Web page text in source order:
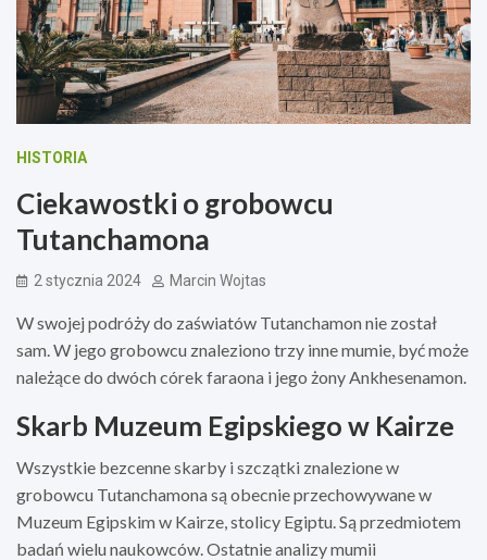
HISTORIA
Ciekawostki o grobowcu
Tutanchamona
2 stycznia 2024 Marcin Wojtas
W swojej podróży do zaświatów Tutanchamon nie został
sam. W jego grobowcu znaleziono trzy inne mumie, być może
należące do dwóch córek faraona i jego żony Ankhesenamon.
Skarb Muzeum Egipskiego w Kairze
Wszystkie bezcenne skarby i szczątki znalezione w
grobowcu Tutanchamona są obecnie przechowywane w
Muzeum Egipskim w Kairze, stolicy Egiptu. Są przedmiotem
badań wielu naukowców. Ostatnie analizy mumii